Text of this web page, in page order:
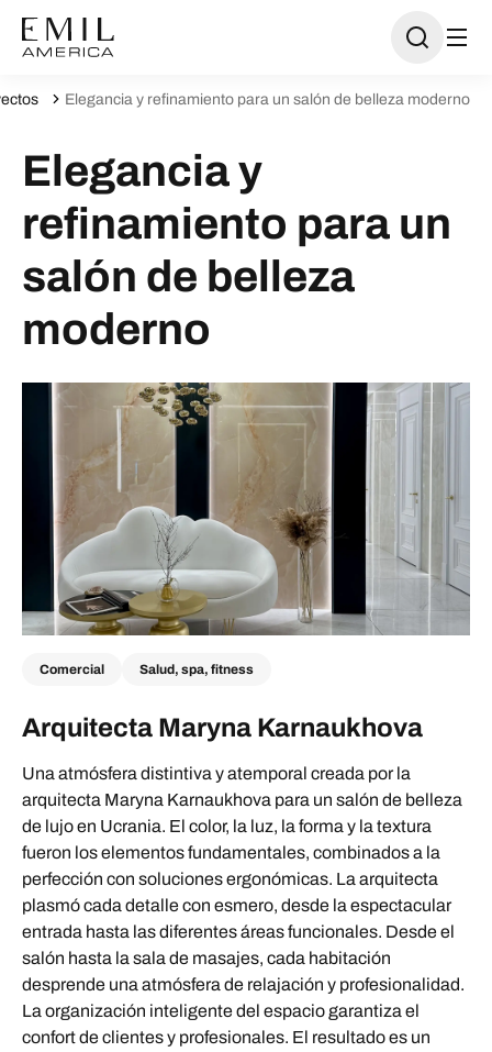
Elegancia y refinamiento para un salón de belleza moderno
Elegancia y
refinamiento para un
salón de belleza
moderno
Comercial Salud, spa, fitness
Arquitecta Maryna Karnaukhova
Una atmósfera distintiva y atemporal creada por la
arquitecta Maryna Karnaukhova para un salón de belleza
de lujo en Ucrania. El color, la luz, la forma y la textura
fueron los elementos fundamentales, combinados a la
perfección con soluciones ergonómicas. La arquitecta
plasmó cada detalle con esmero, desde la espectacular
entrada hasta las diferentes áreas funcionales. Desde el
salón hasta la sala de masajes, cada habitación
desprende una atmósfera de relajación y profesionalidad.
La organización inteligente del espacio garantiza el
confort de clientes y profesionales. El resultado es un